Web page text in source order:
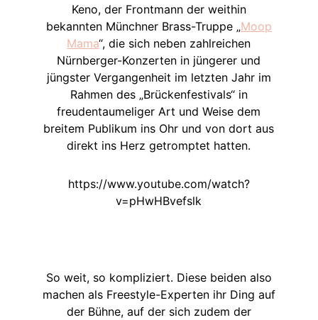
Keno, der Frontmann der weithin
bekannten Münchner Brass-Truppe „Moop
Mama“, die sich neben zahlreichen
Nürnberger-Konzerten in jüngerer und
jüngster Vergangenheit im letzten Jahr im
Rahmen des „Brückenfestivals“ in
freudentaumeliger Art und Weise dem
breitem Publikum ins Ohr und von dort aus
direkt ins Herz getromptet hatten.
https://www.youtube.com/watch?
v=pHwHBvefslk
So weit, so kompliziert. Diese beiden also
machen als Freestyle-Experten ihr Ding auf
der Bühne, auf der sich zudem der